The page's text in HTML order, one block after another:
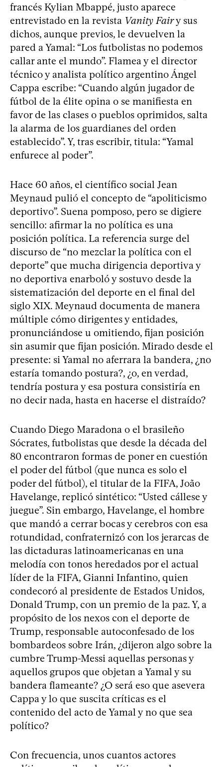
francés Kylian Mbappé, justo aparece
entrevistado en la revista Vanity Fairy sus
dichos, aunque previos, le devuelven la
pared a Yamal: “Los futbolistas no podemos
callar ante el mundo”. Flamea y el director
técnico y analista político argentino Ángel
Cappa escribe: “Cuando algún jugador de
fútbol de la élite opina o se manifiesta en
favor de las clases o pueblos oprimidos, salta
la alarma de los guardianes del orden
establecido”. Y, tras escribir, titula: “Yamal
enfurece al poder”.
Hace 60 años, el científico social Jean
Meynaud pulió el concepto de “apoliticismo
deportivo”. Suena pomposo, pero se digiere
sencillo: afirmar la no política es una
posición política. La referencia surge del
discurso de “no mezclar la política con el
deporte” que mucha dirigencia deportiva y
no deportiva enarboló y sostuvo desde la
sistematización del deporte en el final del
siglo XIX. Meynaud documenta de manera
múltiple cómo dirigentes y entidades,
pronunciándose u omitiendo, fijan posición
sin asumir que fijan posición. Mirado desde el
presente: si Yamal no aferrara la bandera, ¿no
estaría tomando postura?, ¿o, en verdad,
tendría postura y esa postura consistiría en
no decir nada, hasta en hacerse el distraído?
Cuando Diego Maradona o el brasileño
Sócrates, futbolistas que desde la década del
80 encontraron formas de poner en cuestión
el poder del fútbol (que nunca es solo el
poder del fútbol), el titular de la FIFA, João
Havelange, replicó sintético: “Usted cállese y
juegue”. Sin embargo, Havelange, el hombre
que mandó a cerrar bocas y cerebros con esa
rotundidad, confraternizó con los jerarcas de
las dictaduras latinoamericanas en una
melodía con tonos heredados por el actual
líder de la FIFA, Gianni Infantino, quien
condecoró al presidente de Estados Unidos,
Donald Trump, con un premio de la paz. Y, a
propósito de los nexos con el deporte de
Trump, responsable autoconfesado de los
bombardeos sobre Irán, ¿dijeron algo sobre la
cumbre Trump-Messi aquellas personas y
aquellos grupos que objetan a Yamal y su
bandera flameante? ¿O será eso que asevera
Cappa y lo que suscita críticas es el
contenido del acto de Yamal y no que sea
político?
Con frecuencia, unos cuantos actores